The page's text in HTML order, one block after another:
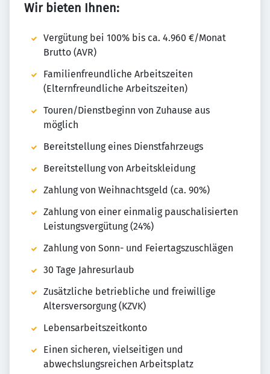
Wir bieten Ihnen:
Vergütung bei 100% bis ca. 4.960 €/Monat
Brutto (AVR)
Familienfreundliche Arbeitszeiten
(Elternfreundliche Arbeitszeiten)
Touren/Dienstbeginn von Zuhause aus
möglich
Bereitstellung eines Dienstfahrzeugs
Bereitstellung von Arbeitskleidung
Zahlung von Weihnachtsgeld (ca. 90%)
Zahlung von einer einmalig pauschalisierten
Leistungsvergütung (24%)
Zahlung von Sonn- und Feiertagszuschlägen
30 Tage Jahresurlaub
Zusätzliche betriebliche und freiwillige
Altersversorgung (KZVK)
Lebensarbeitszeitkonto
Einen sicheren, vielseitigen und
abwechslungsreichen Arbeitsplatz